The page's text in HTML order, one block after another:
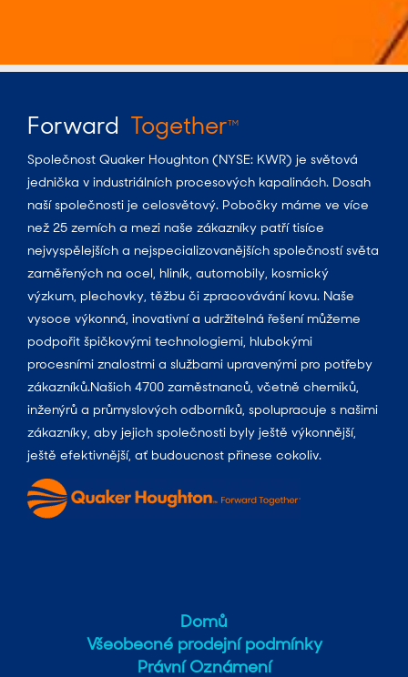
Forward TogetherTM
Společnost Quaker Houghton (NYSE: KWR) je světová
jednička v industriálních procesových kapalinách. Dosah
naší společnosti je celosvětový. Pobočky máme ve více
než 25 zemích a mezi naše zákazníky patří tisíce
nejvyspělejších a nejspecializovanějších společností světa
zaměřených na ocel, hliník, automobily, kosmický
výzkum, plechovky, těžbu či zpracovávání kovu. Naše
vysoce výkonná, inovativní a udržitelná řešení můžeme
podpořit špičkovými technologiemi, hlubokými
procesními znalostmi a službami upravenými pro potřeby
zákazníků.Našich 4700 zaměstnanců, včetně chemiků,
inženýrů a průmyslových odborníků, spolupracuje s našimi
zákazníky, aby jejich společnosti byly ještě výkonnější,
ještě efektivnější, ať budoucnost přinese cokoliv.
Domů
Všeobecné prodejní podmínky
Právní Oznámení